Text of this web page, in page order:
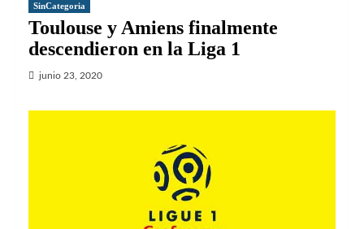
SinCategoria
Toulouse y Amiens finalmente
descendieron en la Liga 1
junio 23, 2020